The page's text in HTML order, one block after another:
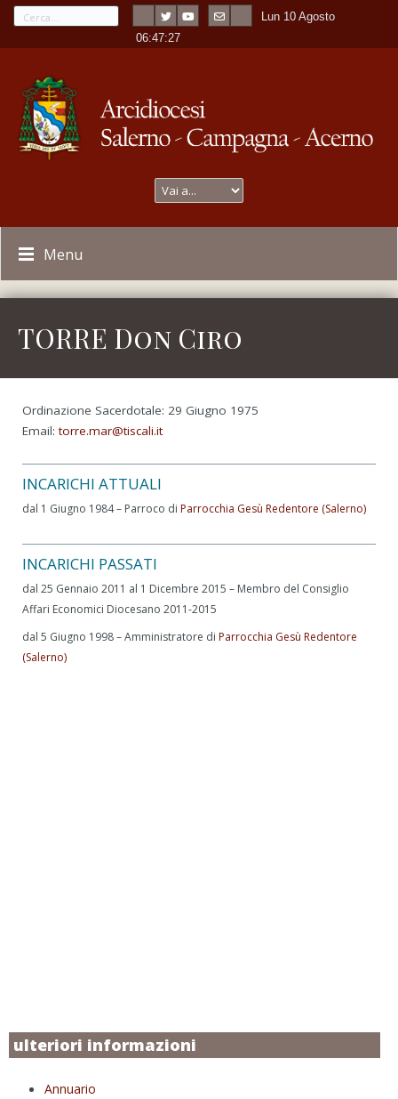
Lun 10 Agosto
-06:47:27
Menu
TORRE Don Ciro
Ordinazione Sacerdotale: 29 Giugno 1975
Email:torre.mar@tiscali.it
INCARICHI ATTUALI
dal 1 Giugno 1984 – Parroco di Parrocchia Gesù Redentore (Salerno)
INCARICHI PASSATI
dal 25 Gennaio 2011 al 1 Dicembre 2015 – Membro del Consiglio
Affari Economici Diocesano 2011-2015
dal 5 Giugno 1998 – Amministratore di Parrocchia Gesù Redentore
(Salerno)
ulteriori informazioni
Annuario